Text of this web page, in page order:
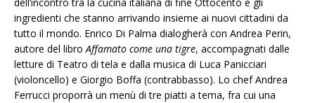
ingredienti che stanno arrivando insieme ai nuovi cittadini da
tutto il mondo. Enrico Di Palma dialogherà con Andrea Perin,
autore del libroAffamato come una tigre, accompagnati dalle
letture di Teatro di tela e dalla musica di Luca Panicciari
(violoncello) e Giorgio Boffa (contrabbasso). Lo chef Andrea
Ferrucci proporrà un menù di tre piatti a tema, fra cui una